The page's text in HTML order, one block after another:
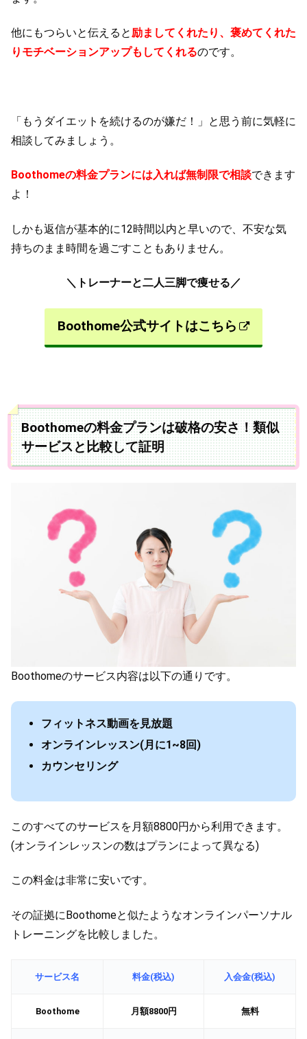
他にもつらいと伝えると励ましてくれたり、褒めてくれた
りモチベーションアップもしてくれるのです。
「もうダイエットを続けるのが嫌だ！」と思う前に気軽に
相談してみましょう。
Boothomeの料金プランには入れば無制限で相談できます
よ！
しかも返信が基本的に12時間以内と早いので、不安な気
持ちのまま時間を過ごすこともありません。
＼トレーナーと二人三脚で痩せる／
Boothome公式サイトはこちら
Boothomeの料金プランは破格の安さ！類似
サービスと比較して証明
Boothomeのサービス内容は以下の通りです。
フィットネス動画を見放題
オンラインレッスン(月に1~8回)
カウンセリング
このすべてのサービスを月額8800円から利用できます。
(オンラインレッスンの数はプランによって異なる)
この料金は非常に安いです。
その証拠にBoothomeと似たようなオンラインパーソナル
トレーニングを比較しました。
サービス名 料金(税込) 入会金(税込)
Boothome 月額8800円 無料